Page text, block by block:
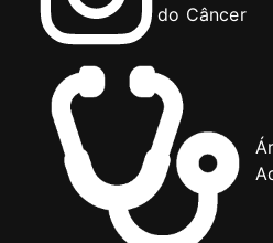
do Câncer